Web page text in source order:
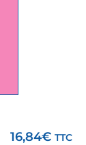
16,84€ TTC